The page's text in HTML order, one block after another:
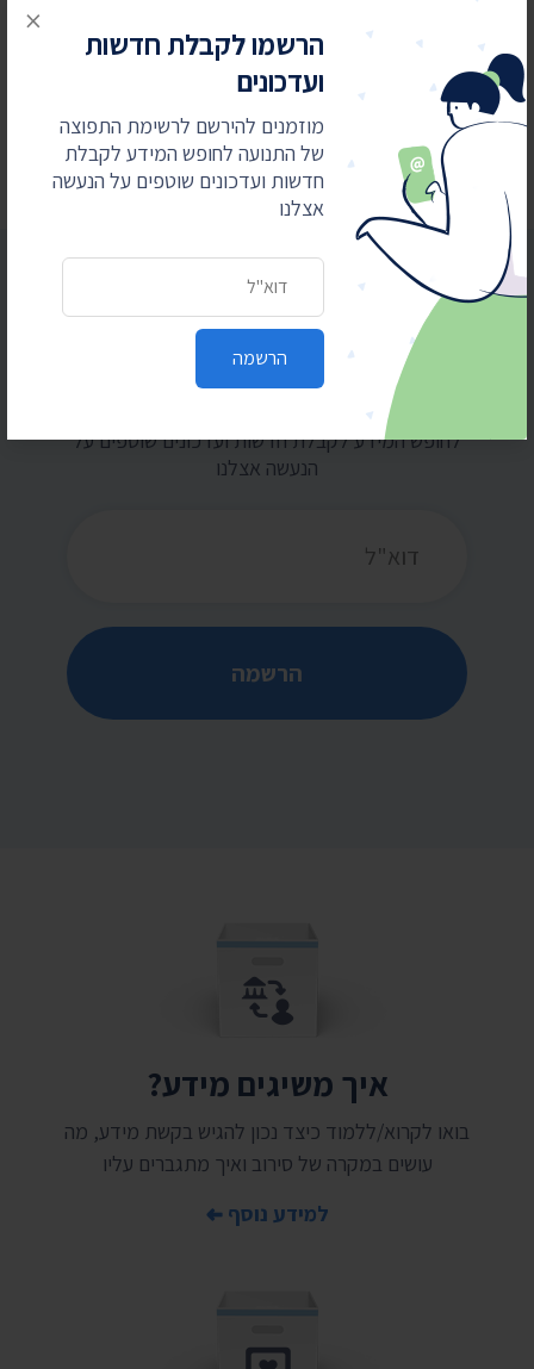
הרשמו לקבלת חדשות
ועדכונים
מוזמנים להירשם לרשימת התפוצה
של התנועה לחופש המידע לקבלת
חדשות ועדכונים שוטפים על הנעשה
אצלנו
הרשמה
×
פעמיים בשנה וחצי
בית המשפט: המשטרה תחשוף סעיפים בנהלי
הפרות סדר וחסימת צירים
הרשמו לקבלת חדשות ועדכונים
מוזמנים להירשם לרשימת התפוצה של התנועה
לחופש המידע לקבלת חדשות ועדכונים שוטפים על
הנעשה אצלנו
הרשמה
איך משיגים מידע?
בואו לקרוא/ללמוד כיצד נכון להגיש בקשת מידע, מה
עושים במקרה של סירוב ואיך מתגברים עליו
למידע נוסף